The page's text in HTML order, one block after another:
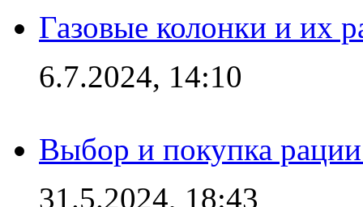
Газовые колонки и их
6.7.2024, 14:10
Выбор и покупка
31.5.2024, 18:43